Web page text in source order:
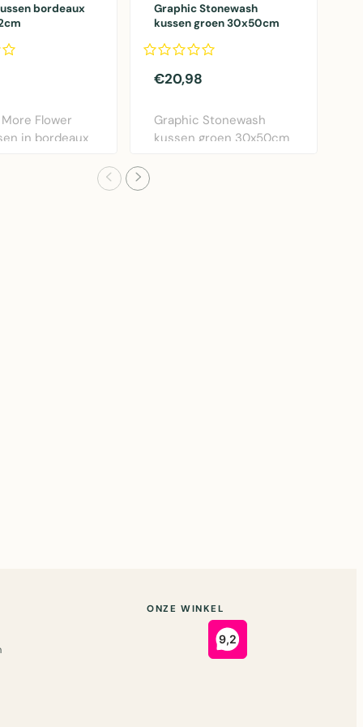
bordeaux
Flower
in bordeaux
Graphic Stonewash
kussen groen 30x50cm
€20,98
Graphic Stonewash
kussen groen 30x50cm
ONZE WINKEL